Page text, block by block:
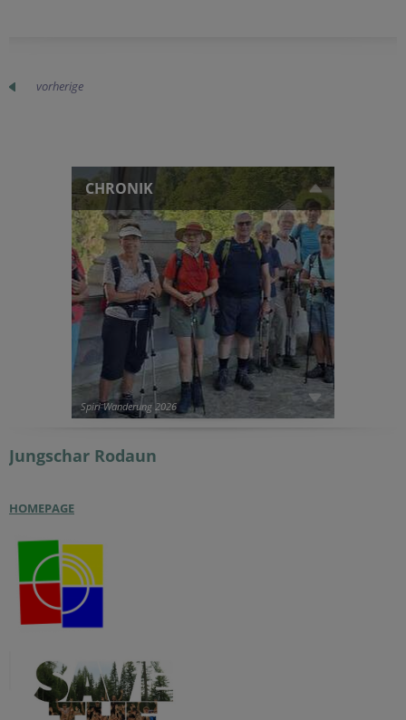
vorherige
CHRONIK
Spiri Wanderung 2026
Jungschar Rodaun
HOMEPAGE